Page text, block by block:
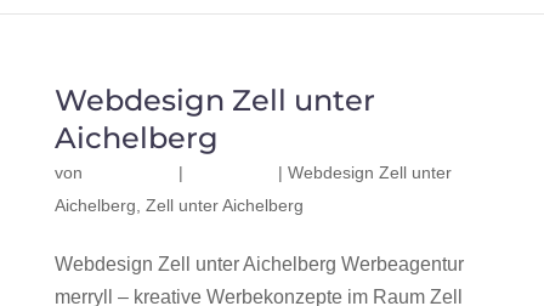
Webdesign Zell unter
Aichelberg
von | | Webdesign Zell unter
Aichelberg Zell unter Aichelberg
Webdesign Zell unter Aichelberg Werbeagentur
merryll – kreative Werbekonzepte im Raum Zell